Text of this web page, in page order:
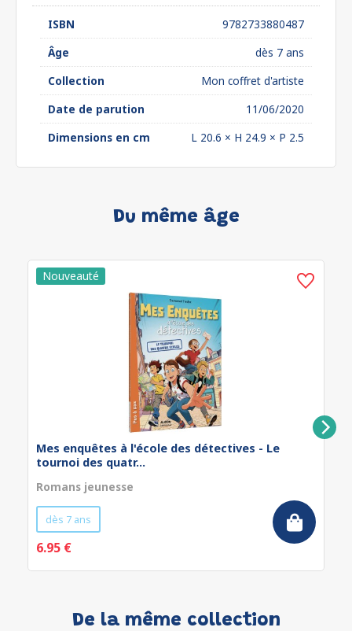
ISBN
9782733880487
Âge
dès 7 ans
Collection
Mon coffret d'artiste
Date de parution
11/06/2020
Dimensions en cm
L 20.6 × H 24.9 × P 2.5
Du même âge
Mes enquêtes à l'école des détectives - Le
tournoi des quatr...
Romans jeunesse
dès 7 ans
6.95 €
De la même collection